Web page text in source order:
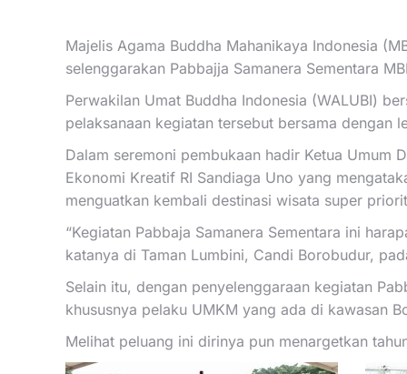
Majelis Agama Buddha Mahanikaya Indonesia
selenggarakan Pabbajja Samanera Sementara
Perwakilan Umat Buddha Indonesia (WALUBI)
pelaksanaan kegiatan tersebut bersama dengan
Dalam seremoni pembukaan hadir Ketua Umum
Ekonomi Kreatif RI Sandiaga Uno yang
menguatkan kembali destinasi wisata super
“Kegiatan Pabbaja Samanera Sementara ini
katanya di Taman Lumbini, Candi Borobudur,
Selain itu, dengan penyelenggaraan kegiatan
khususnya pelaku UMKM yang ada di kawasan
Melihat peluang ini dirinya pun menargetkan